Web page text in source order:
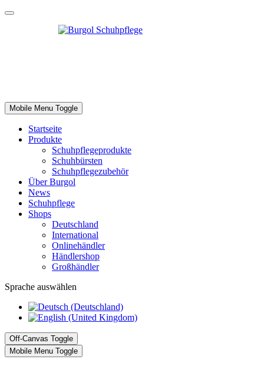
Mobile Menu Toggle
Startseite
Produkte
Schuhpflegeprodukte
Schuhbürsten
Schuhpflegezubehör
Über Burgol
News
Schuhpflege
Shops
Deutschland
International
Onlinehändler
Händlershop
Großhändler
Sprache auswählen
Off-Canvas Toggle
Mobile Menu Toggle